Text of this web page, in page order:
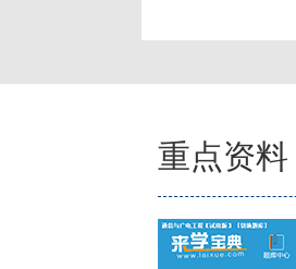
重点资料